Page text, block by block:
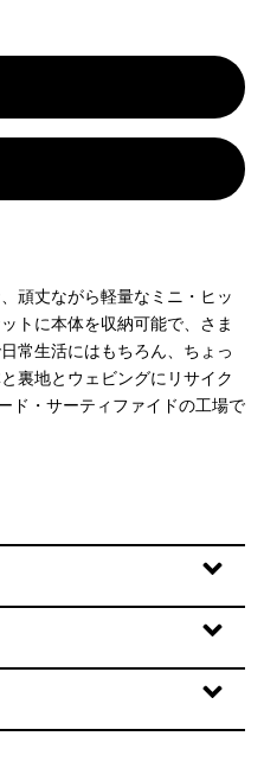
頑丈ながら軽量なミニ・ヒッ
トに本体を収納可能で、さま
常生活にはもちろん、ちょっ
裏地とウェビングにリサイク
ド・サーティファイドの工場で